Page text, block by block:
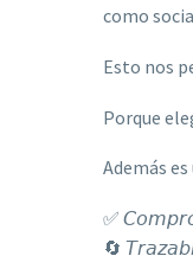
como
Esto nos
Porque
Además
✅
🔄